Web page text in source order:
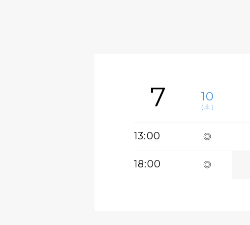
7 10
（土）
13:00 ◎
18:00 ◎